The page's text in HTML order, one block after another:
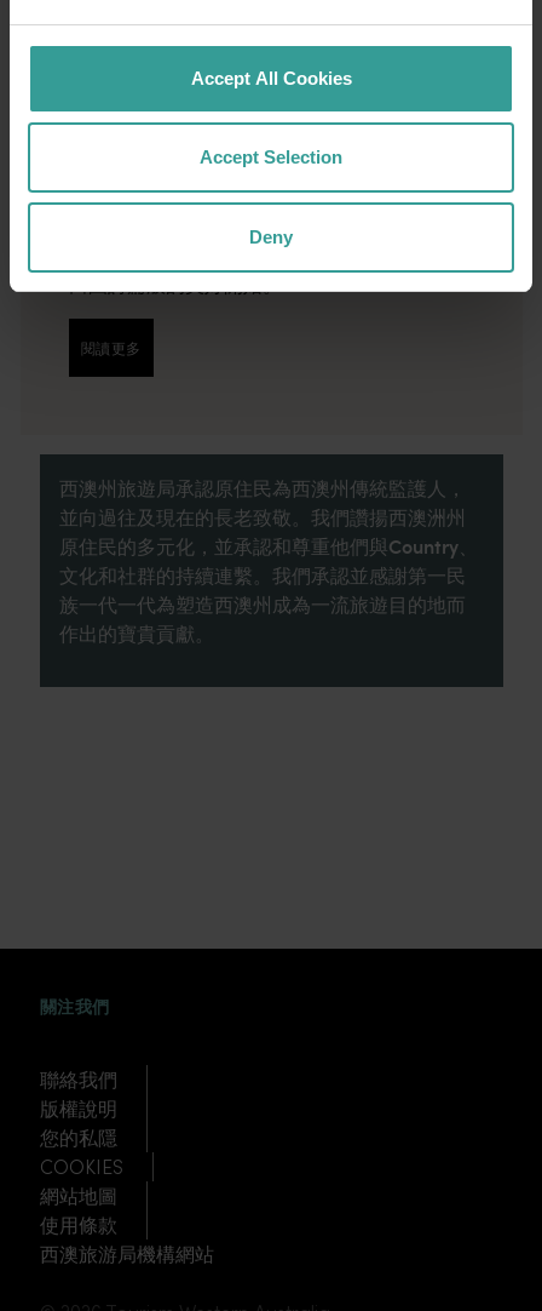
Accept All Cookies
Accept Selection
Deny
行程
在橫跨西澳州迷人風景的史詩級歷奇中，盡享
就從珀斯 (Perth) 開始吧，這是澳洲陽光最燦爛
的首都，同時亦是繁華熱鬧的文化樞紐。這裡
田園詩篇般的美好開始。
閱讀更多
閱讀更多
西澳州旅遊局承認原住民為西澳州傳統監護人，
並向過往及現在的長老致敬。我們讚揚西澳洲州
原住民的多元化，並承認和尊重他們與Country、
文化和社群的持續連繫。我們承認並感謝第一民
族一代一代為塑造西澳州成為一流旅遊目的地而
作出的寶貴貢獻。
關注我們
聯絡我們
版權說明
您的私隱
COOKIES
網站地圖
使用條款
西澳旅游局機構網站